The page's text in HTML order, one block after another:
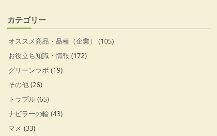
カテゴリー
オススメ商品・品種（企業）
(105)
お役立ち知識・情報 (172)
グリーンラボ (19)
その他 (26)
トラブル (65)
ナビラーの輪 (43)
マメ (33)